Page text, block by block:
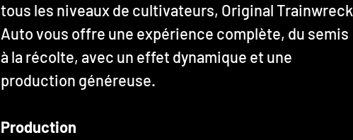
tous les niveaux de cultivateurs, Original Trainwreck
Auto vous offre une expérience complète, du semis
à la récolte, avec un effet dynamique et une
production généreuse.
Production